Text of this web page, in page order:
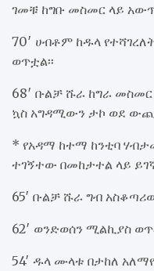
ገመቹ ከግቡ መስመር ላይ
70′ ሀብቶም ከዱላ
ወጥቷል፡፡
68′ ቡልቻ ሹራ ከግራ
ኳስ አግዳሚውን ታኮ ወደ ውጪ
* የአዳማ ከተማ ከንቲባ
ተገኝተው በመከታተል ላይ
65′ ቡልቻ ሹራ ግብ
62′ ወንድወሰን ሚልኪያስ
54′ ዱላ ሙላቱ በታከለ